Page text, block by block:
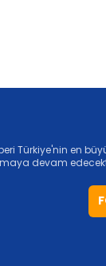
Türkiye'nin en
devam